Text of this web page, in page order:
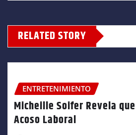
RELATED STORY
ENTRETENIMIENTO
Micheille Soifer Revela
Acoso Laboral